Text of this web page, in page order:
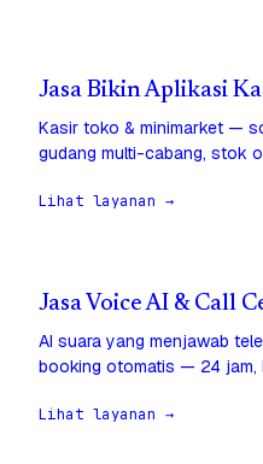
Jasa Bikin Aplikasi
Kasir toko & minimarket —
gudang multi-cabang, stok
Lihat layanan →
Jasa Voice AI & Call
AI suara yang menjawab
booking otomatis — 24 jam,
Lihat layanan →